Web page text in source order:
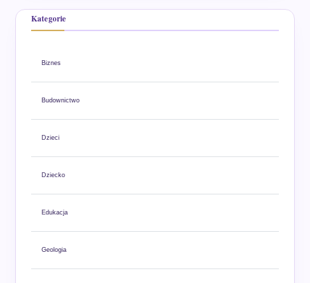
Kategorie
Biznes
Budownictwo
Dzieci
Dziecko
Edukacja
Geologia